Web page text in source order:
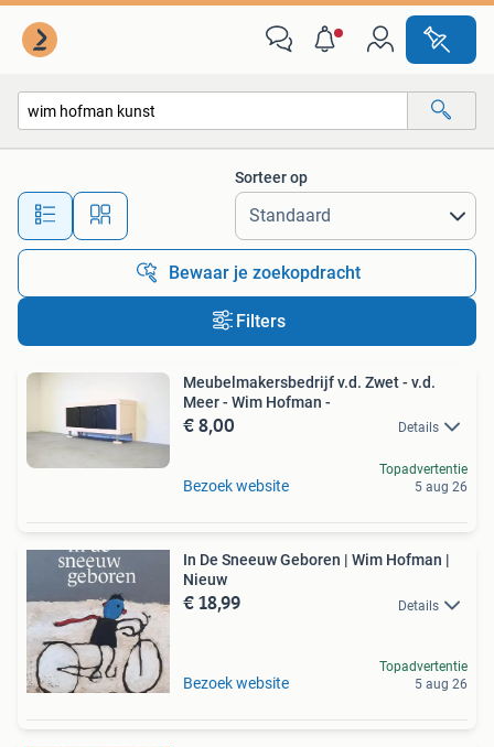
Alle afstanden…
Sorteer op
Bewaar je zoekopdracht
Filters
Meubelmakersbedrijf v.d. Zwet - v.d.
Meer - Wim Hofman -
€ 8,00 Details
Bezoek website
Topadvertentie
5 aug 26
In De Sneeuw Geboren | Wim Hofman |
Nieuw
€ 18,99 Details
Bezoek website
Topadvertentie
5 aug 26